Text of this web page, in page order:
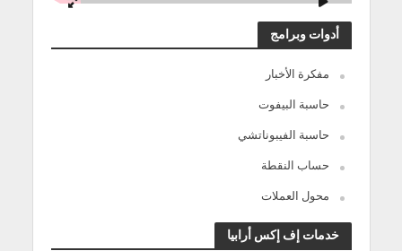
أدوات وبرامج
مفكرة الأخبار
حاسبة البيفوت
حاسبة الفيبوناتشي
حساب النقطة
محول العملات
خدمات إف إكس أرابيا